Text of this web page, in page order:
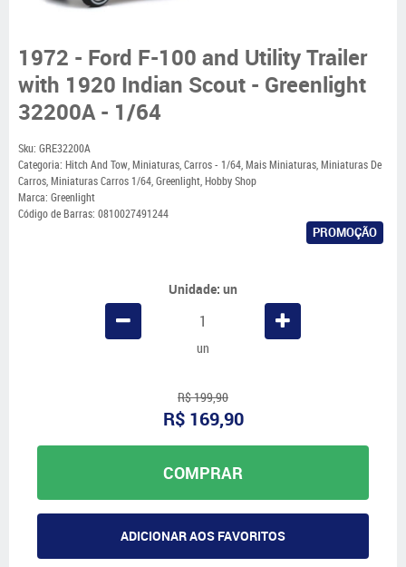
1972 - Ford F-100 and Utility Trailer
with 1920 Indian Scout - Greenlight
32200A - 1/64
Sku: GRE32200A
Categoria: Hitch And Tow,Miniaturas,Carros - 1/64,Mais Miniaturas,Miniaturas De
Carros,Miniaturas Carros 1/64,Greenlight,Hobby Shop
Marca: Greenlight
Código de Barras: 0810027491244
PROMOÇÃO
Unidade: un
un
R$ 199,90
R$ 169,90
COMPRAR
ADICIONAR AOS FAVORITOS